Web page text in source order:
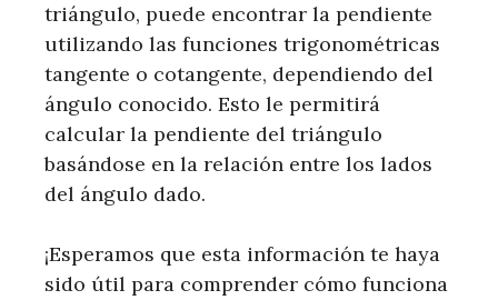
triángulo, puede encontrar la pendiente
utilizando las funciones trigonométricas
tangente o cotangente, dependiendo del
ángulo conocido. Esto le permitirá
calcular la pendiente del triángulo
basándose en la relación entre los lados
del ángulo dado.
¡Esperamos que esta información te haya
sido útil para comprender cómo funciona